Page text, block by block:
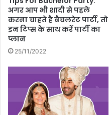
त
,
अ
प
ना
अगर आप भी शादी से पहले
करना चाहते है बैचलरेट पार्टी, तो
इन टिप्‍स के साथ करें पार्टी का
प्‍लान
25/11/2022